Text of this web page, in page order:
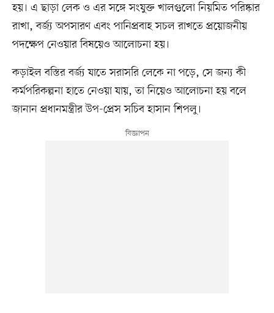
হয়। এ ছাড়া লেক ও এর সঙ্গে সংযুক্ত খালগুলো নিয়মিত পরিষ্কার
রাখা, বর্জ্য অপসারণ এবং পানিপ্রবাহ সচল রাখতে প্রয়োজনীয়
পদক্ষেপ নেওয়ার বিষয়েও আলোচনা হয়।
কড়াইল বস্তির বর্জ্য যাতে সরাসরি লেকে না পড়ে, সে জন্য কী
কর্মপরিকল্পনা হাতে নেওয়া যায়, তা নিয়েও আলোচনা হয় বলে
জানান প্রধানমন্ত্রীর উপ-প্রেস সচিব হাসান শিপলু।